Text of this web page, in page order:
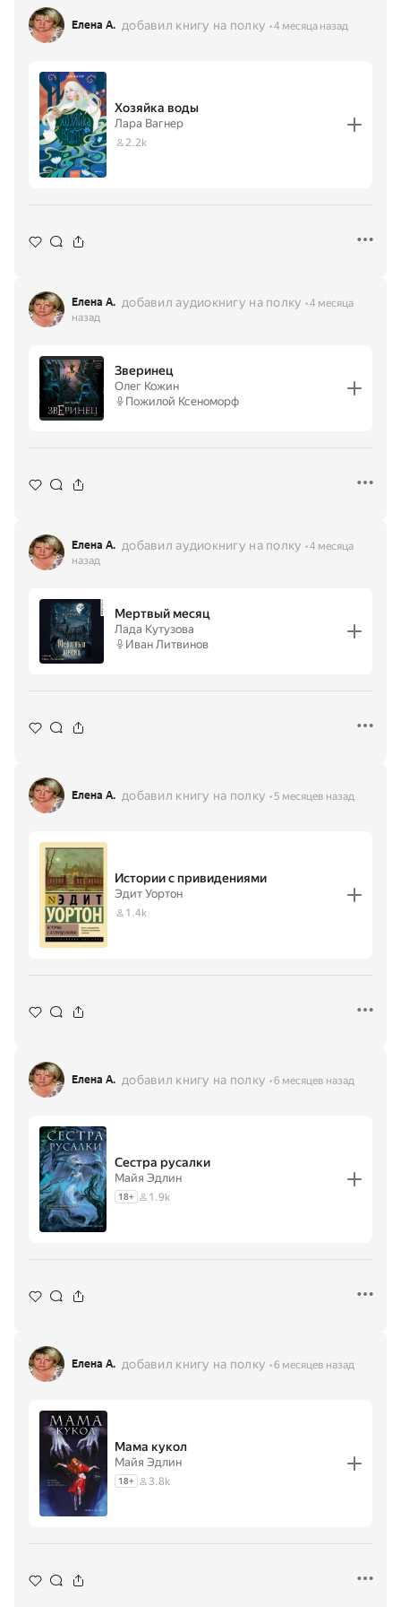
Елена А. добавил книгу на полку 4 месяца назад
Хозяйка воды
Лара Вагнер
2.2k
Елена А. добавил аудиокнигу на полку
4 месяца
назад
Зверинец
Олег Кожин
Пожилой Ксеноморф
Елена А. добавил аудиокнигу на полку
4 месяца
назад
Мертвый месяц
Лада Кутузова
Иван Литвинов
Елена А. добавил книгу на полку 5 месяцев назад
Истории с привидениями
Эдит Уортон
1.4k
Елена А. добавил книгу на полку 6 месяцев назад
Сестра русалки
Майя Эдлин
18+ 1.9k
Елена А. добавил книгу на полку 6 месяцев назад
Мама кукол
Майя Эдлин
18+ 3.8k